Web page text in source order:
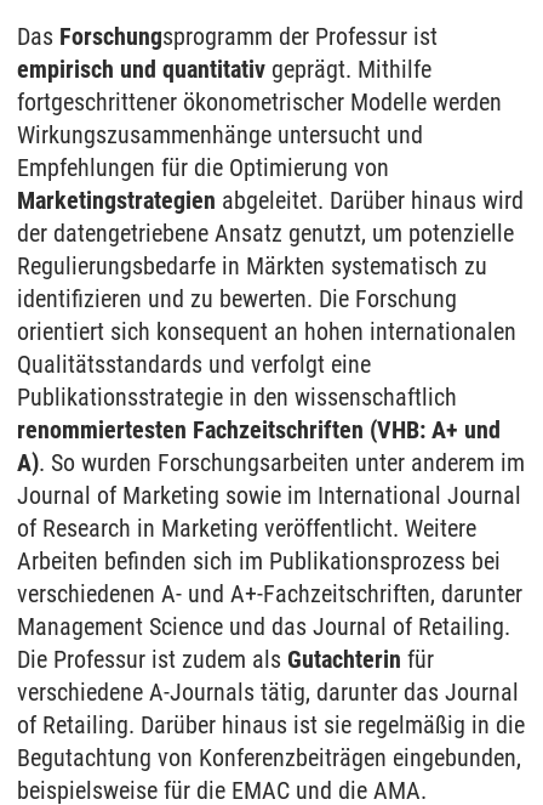
Das Forschungsprogramm der Professur ist
empirisch und quantitativ geprägt. Mithilfe
fortgeschrittener ökonometrischer Modelle werden
Wirkungszusammenhänge untersucht und
Empfehlungen für die Optimierung von
Marketingstrategien abgeleitet. Darüber hinaus wird
der datengetriebene Ansatz genutzt, um potenzielle
Regulierungsbedarfe in Märkten systematisch zu
identifizieren und zu bewerten. Die Forschung
orientiert sich konsequent an hohen internationalen
Qualitätsstandards und verfolgt eine
Publikationsstrategie in den wissenschaftlich
renommiertesten Fachzeitschriften (VHB: A+ und
A). So wurden Forschungsarbeiten unter anderem im
Journal of Marketing sowie im International Journal
of Research in Marketing veröffentlicht. Weitere
Arbeiten befinden sich im Publikationsprozess bei
verschiedenen A- und A+-Fachzeitschriften, darunter
Management Science und das Journal of Retailing.
Die Professur ist zudem als Gutachterin für
verschiedene A-Journals tätig, darunter das Journal
of Retailing. Darüber hinaus ist sie regelmäßig in die
Begutachtung von Konferenzbeiträgen eingebunden,
beispielsweise für die EMAC und die AMA.